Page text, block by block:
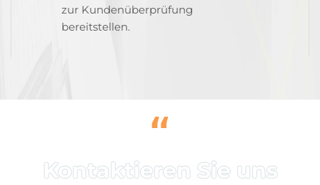
zur Kundenüberprüfung
bereitstellen.
“